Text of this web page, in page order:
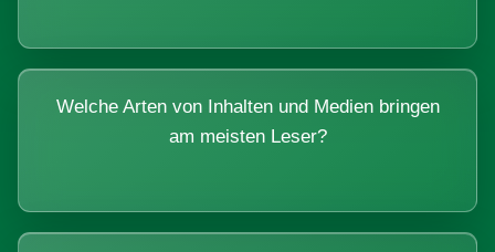
Welche Arten von Inhalten und Medien bringen
am meisten Leser?